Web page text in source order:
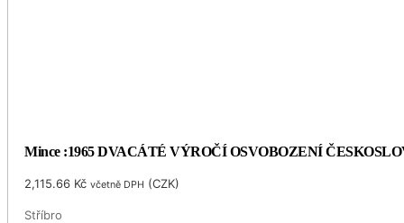
Mince :1965 DVACÁTÉ VÝROČÍ OSVOBOZENÍ
2,115.66 Kč včetně DPH (CZK)
Stříbro